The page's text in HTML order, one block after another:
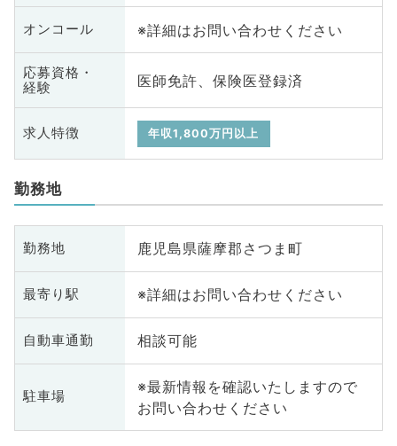
オンコール ※詳細はお問い合わせください
応募資格・
経験
医師免許、保険医登録済
求人特徴 年収1,800万円以上
勤務地
勤務地 鹿児島県薩摩郡さつま町
最寄り駅 ※詳細はお問い合わせください
自動車通勤 相談可能
駐車場
※最新情報を確認いたしますので
お問い合わせください